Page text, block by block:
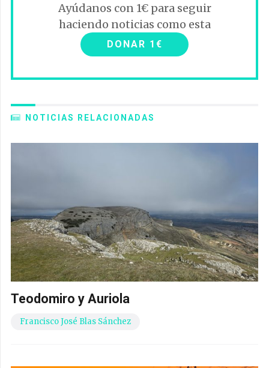
Ayúdanos con 1€ para seguir
haciendo noticias como esta
DONAR 1€
NOTICIAS RELACIONADAS
Teodomiro y Auriola
Francisco José Blas Sánchez